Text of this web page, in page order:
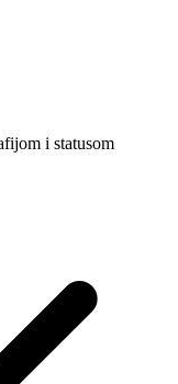
i statusom